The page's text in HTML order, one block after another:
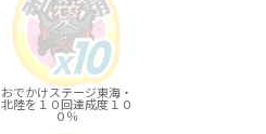
おでかけステージ東海・
北陸を１０回達成度１０
０％